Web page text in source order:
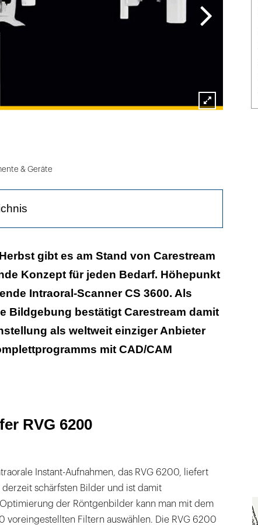
& Geräte
RVG 6200
in der Kieferorthopädie
gibt es am Stand von Carestream
Konzept für jeden Bedarf. Höhepunkt
Intraoral-Scanner CS 3600. Als
Bildgebung bestätigt Carestream damit
als weltweit einziger Anbieter
mit CAD/CAM
RVG 6200
Instant-Aufnahmen, das RVG 6200, liefert
schärfsten Bilder und ist damit
der Röntgenbilder kann man mit dem
voreingestellten Filtern auswählen. Die RVG 6200